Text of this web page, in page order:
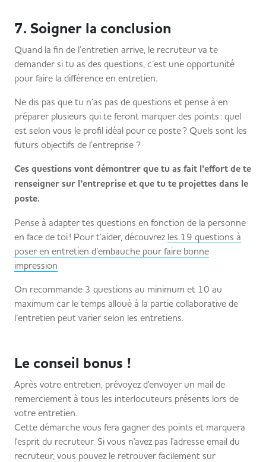
7. Soigner la conclusion
Quand la fin de l’entretien arrive, le recruteur va te
demander si tu as des questions, c’est une opportunité
pour faire la différence en entretien.
Ne dis pas que tu n’as pas de questions et pense à en
préparer plusieurs qui te feront marquer des points : quel
est selon vous le profil idéal pour ce poste ? Quels sont les
futurs objectifs de l’entreprise ?
Ces questions vont démontrer que tu as fait l’effort de te
renseigner sur l’entreprise et que tu te projettes dans le
poste.
Pense à adapter tes questions en fonction de la personne
en face de toi ! Pour t’aider, découvrez les 19 questions à
poser en entretien d’embauche pour faire bonne
impression
On recommande 3 questions au minimum et 10 au
maximum car le temps alloué à la partie collaborative de
l’entretien peut varier selon les entretiens.
Le conseil bonus !
Après votre entretien, prévoyez d'envoyer un mail de
remerciement à tous les interlocuteurs présents lors de
votre entretien.
Cette démarche vous fera gagner des points et marquera
l'esprit du recruteur. Si vous n'avez pas l'adresse email du
recruteur, vous pouvez le retrouver facilement sur